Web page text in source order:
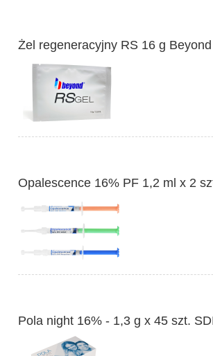
Żel regeneracyjny RS 16 g Beyond
Opalescence 16% PF 1,2 ml x 2
Pola night 16% - 1,3 g x 45 szt.